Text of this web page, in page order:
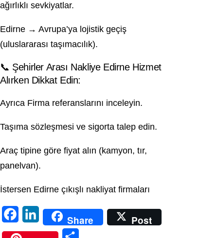
ağırlıklı sevkiyatlar.
Edirne → Avrupa’ya lojistik geçiş
(uluslararası taşımacılık).
📞 Şehirler Arası Nakliye Edirne Hizmet
Alırken Dikkat Edin:
Ayrıca Firma referanslarını inceleyin.
Taşıma sözleşmesi ve sigorta talep edin.
Araç tipine göre fiyat alın (kamyon, tır,
panelvan).
İstersen Edirne çıkışlı nakliyat firmaları
a
i
Share
Post